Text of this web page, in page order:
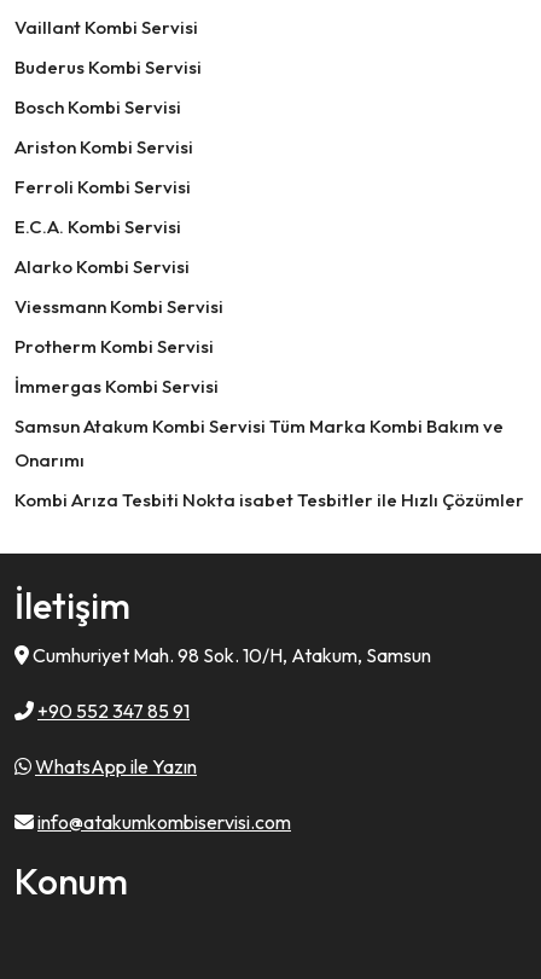
Vaillant Kombi Servisi
Buderus Kombi Servisi
Bosch Kombi Servisi
Ariston Kombi Servisi
Ferroli Kombi Servisi
E.C.A. Kombi Servisi
Alarko Kombi Servisi
Viessmann Kombi Servisi
Protherm Kombi Servisi
İmmergas Kombi Servisi
Samsun Atakum Kombi Servisi Tüm Marka Kombi Bakım ve
Onarımı
Kombi Arıza Tesbiti Nokta isabet Tesbitler ile Hızlı Çözümler
İletişim
Cumhuriyet Mah. 98 Sok. 10/H, Atakum, Samsun
+90 552 347 85 91
WhatsApp ile Yazın
info@atakumkombiservisi.com
Konum